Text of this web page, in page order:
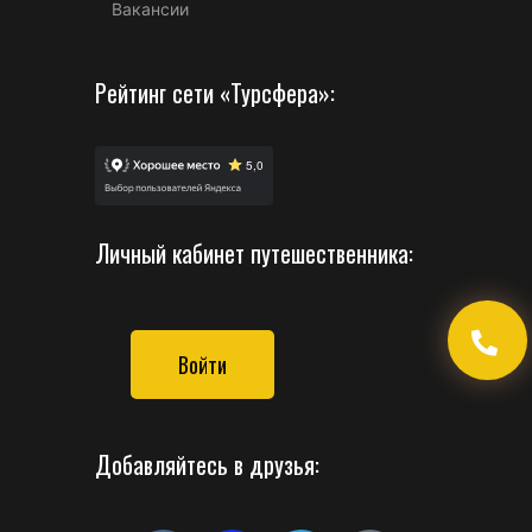
Вакансии
Рейтинг сети «Турсфера»:
Личный кабинет путешественника:
Войти
Добавляйтесь в друзья: